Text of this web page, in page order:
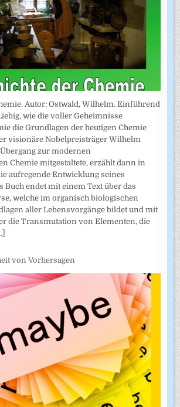
Autor: Ostwald, Wilhelm. Einführend
wie die voller Geheimnisse
die Grundlagen der heutigen Chemie
visionäre Nobelpreisträger Wilhelm
zur modernen
Chemie mitgestaltete, erzählt dann in
aufregende Entwicklung seines
Buch endet mit einem Text über das
welche im organisch biologischen
aller Lebensvorgänge bildet und mit
die Transmutation von Elementen, die
von Vorhersagen